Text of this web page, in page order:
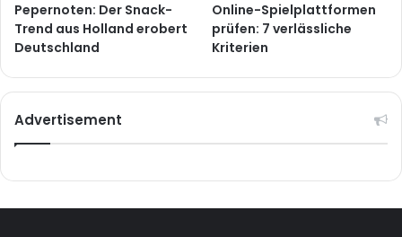
Pepernoten: Der Snack-
Trend aus Holland erobert
Deutschland
Online-Spielplattformen
prüfen: 7 verlässliche
Kriterien
Advertisement